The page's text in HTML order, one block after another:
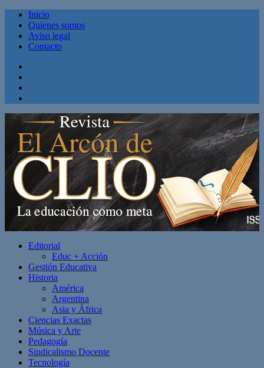
Inicio
Quienes somos
Aviso legal
Contacto
Editorial
Educ + Acción
Gestión Educativa
Historia
América
Argentina
Asia y África
Ciencias Exactas
Música y Arte
Pedagogía
Sindicalismo Docente
Tecnología